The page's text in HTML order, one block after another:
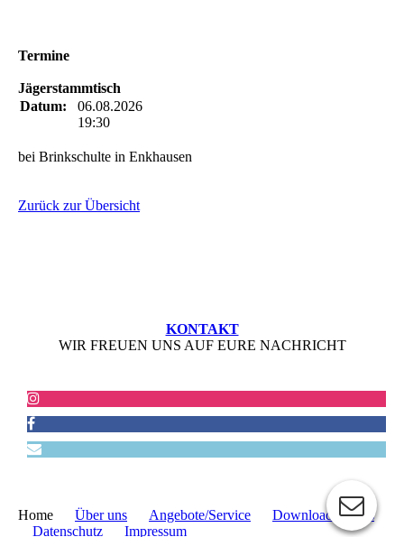
Termine
Jägerstammtisch
Datum:
06.08.2026
19:30
bei Brinkschulte in Enkhausen
Zurück zur Übersicht
KONTAKT
WIR FREUEN UNS AUF EURE NACHRICHT
Home Über uns Angebote/Service
Downloads/Links
Datenschutz
Impressum